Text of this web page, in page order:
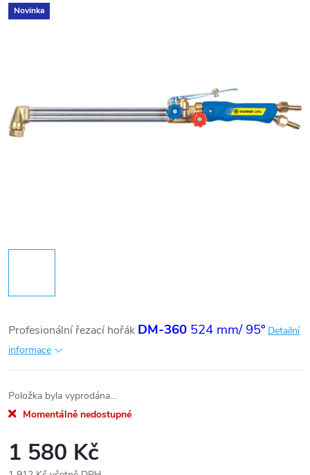
Novinka
Profesionální řezací hořák DM-360 524 mm/ 95º Detailní
informace
Položka byla vyprodána…
Momentálně nedostupné
1 580 Kč